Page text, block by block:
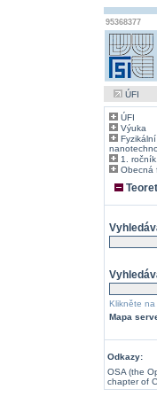
95368377
ÚFI
ÚFI
Výuka
1.
Obecná
Klikněte na
Mapa
Odkazy:
OSA (the
chapter of